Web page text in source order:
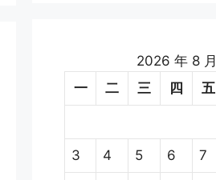
2026 年 8 月
一
二 三 四 五
3 4 5 6 7